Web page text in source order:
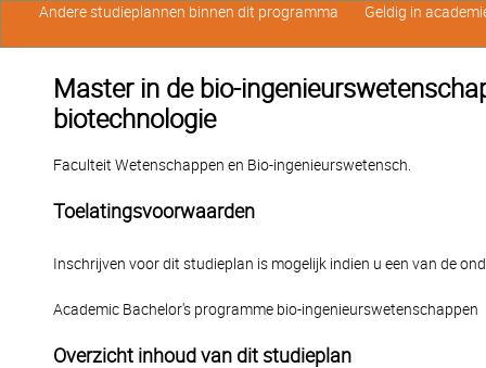
Master in de bio-
biotechnologie
Faculteit Wetenschappen en Bio-ingenieurswetensch.
Toelatingsvoorwaarden
Inschrijven voor dit studieplan is mogelijk indien u een van de
Academic Bachelor's programme bio-ingenieurswetenschappen
Overzicht inhoud van dit studieplan
Andere studieplannen binnen dit programma Geldig in